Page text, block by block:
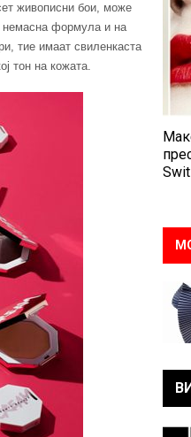
живописни бои, може
немасна формула и на
тие имаат свиленкаста
тон на кожата.